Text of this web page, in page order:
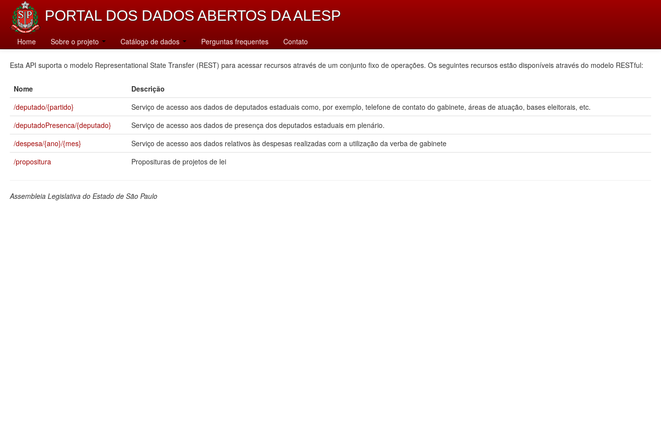
PORTAL DOS DADOS ABERTOS DA ALESP
Home Sobre o projeto Catálogo de dados Perguntas frequentes Contato
Catálogo
Esta API suporta o modelo Representational State Transfer (REST) para acessar recursos através de um conjunto fixo de operações. Os seguintes recursos estão disponíveis através do modelo RESTful:
Nome
Descrição
/deputado/{partido}
Serviço de acesso aos dados de deputados estaduais como, por exemplo, telefone de contato do gabinete, áreas de atuação, bases eleitorais, etc.
/deputadoPresenca/{deputado}
Serviço de acesso aos dados de presença dos deputados estaduais em plenário.
/despesa/{ano}/{mes}
Serviço de acesso aos dados relativos às despesas realizadas com a utilização da verba de gabinete
/propositura
Proposituras de projetos de lei
Assembleia Legislativa do Estado de São Paulo